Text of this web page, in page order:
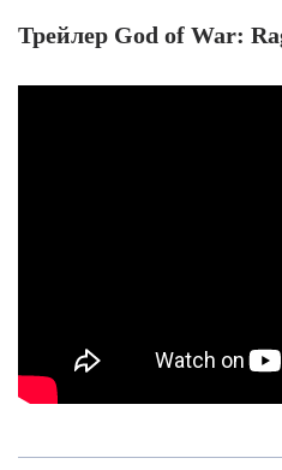
Трейлер God of War: